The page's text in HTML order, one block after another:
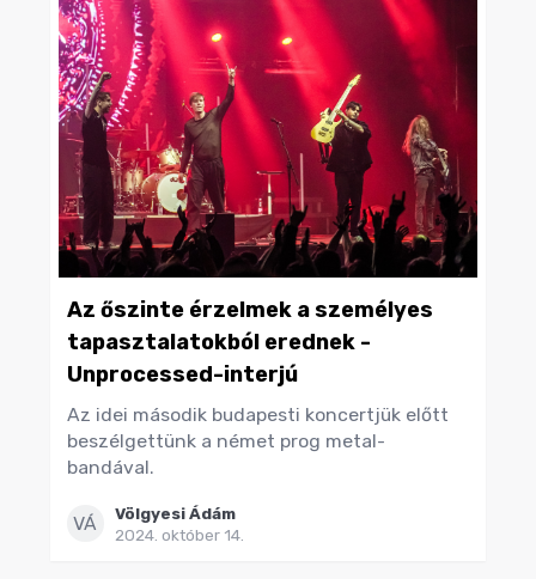
Az őszinte érzelmek a személyes
tapasztalatokból erednek -
Unprocessed-interjú
Az idei második budapesti koncertjük előtt
beszélgettünk a német prog metal-
bandával.
VÁ
Völgyesi Ádám
2024. október 14.